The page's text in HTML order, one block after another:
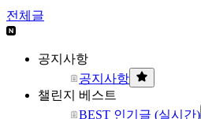
전체글
공지사항
공지사항
챌린지 베스트
BEST 인기글 (실시간)